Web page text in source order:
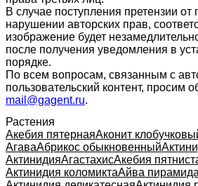
В случае поступления претензии от
нарушении авторских прав,
изображение будет
после получения уведомления в
порядке.
По всем вопросам, связанным с
пользовательский контент, просим
mail@gagent.ru.
Растения
Акебия пятернаяАконит
АгаваАбрикос обыкновенный
АктинидияАгастахисАкебия
Актинидия коломиктаАйва